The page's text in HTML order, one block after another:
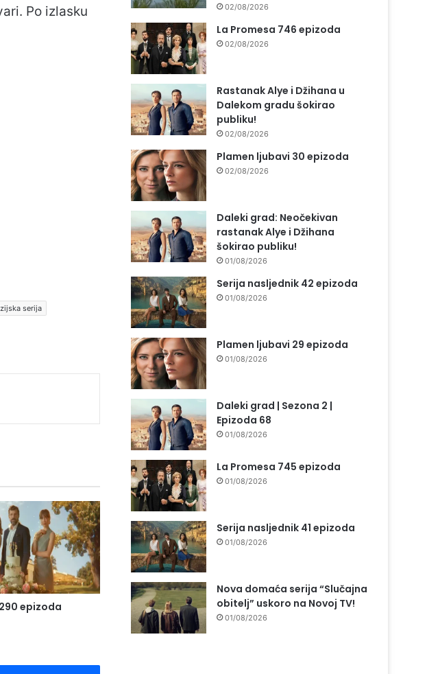
Po izlasku
serija
epizoda
02/08/2026
La Promesa 746 epizoda
02/08/2026
Rastanak Alye i Džihana u
Dalekom gradu šokirao
publiku!
02/08/2026
Plamen ljubavi 30 epizoda
02/08/2026
Daleki grad: Neočekivan
rastanak Alye i Džihana
šokirao publiku!
01/08/2026
Serija nasljednik 42 epizoda
01/08/2026
Plamen ljubavi 29 epizoda
01/08/2026
Daleki grad | Sezona 2 |
Epizoda 68
01/08/2026
La Promesa 745 epizoda
01/08/2026
Serija nasljednik 41 epizoda
01/08/2026
Nova domaća serija “Slučajna
obitelj” uskoro na Novoj TV!
01/08/2026